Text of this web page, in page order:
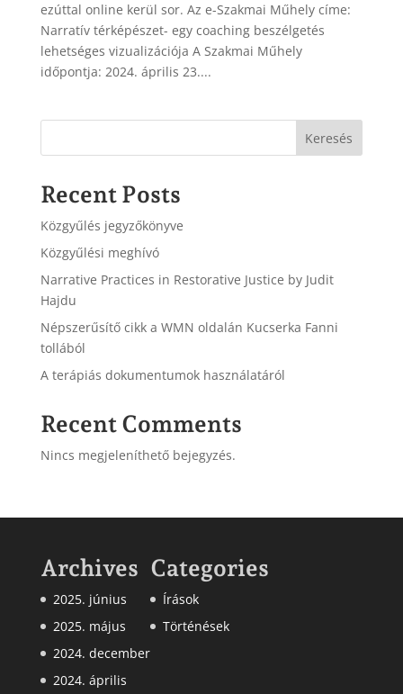
ezúttal online kerül sor. Az e-Szakmai Műhely címe:
Narratív térképészet- egy coaching beszélgetés
lehetséges vizualizációja A Szakmai Műhely
időpontja: 2024. április 23....
Keresés
Recent Posts
Közgyűlés jegyzőkönyve
Közgyűlési meghívó
Narrative Practices in Restorative Justice by Judit
Hajdu
Népszerűsítő cikk a WMN oldalán Kucserka Fanni
tollából
A terápiás dokumentumok használatáról
Recent Comments
Nincs megjeleníthető bejegyzés.
Archives
2025. június
2025. május
2024. december
2024. április
Categories
Írások
Történések